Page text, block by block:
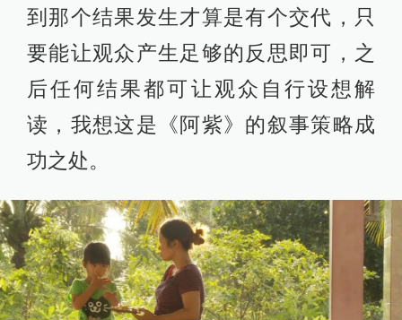
到那个结果发生才算是有个交代，只
要能让观众产生足够的反思即可，之
后任何结果都可让观众自行设想解
读，我想这是《阿紫》的叙事策略成
功之处。